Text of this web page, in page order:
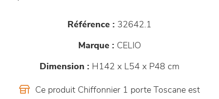
Référence : 32642.1
Marque : CELIO
Dimension : H142 x L54 x P48 cm
Ce produit Chiffonnier 1 porte Toscane est